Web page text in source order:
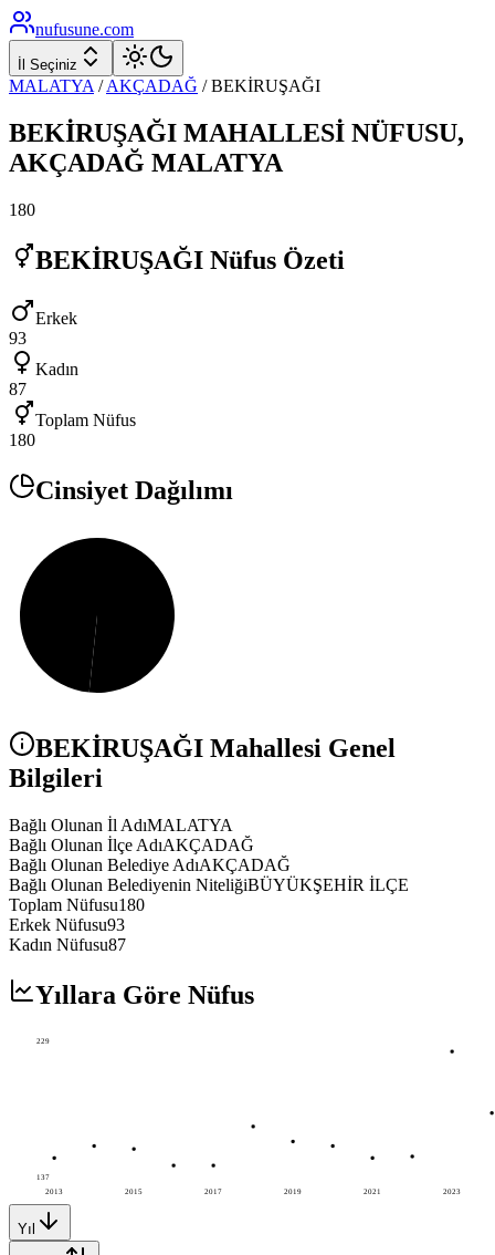
nufusune.com
İl Seçiniz
MALATYA / AKÇADAĞ /BEKİRUŞAĞI
BEKİRUŞAĞI MAHALLESİ NÜFUSU,
AKÇADAĞ MALATYA
180
BEKİRUŞAĞI Nüfus Özeti
Erkek
93
Kadın
87
Toplam Nüfus
180
Cinsiyet Dağılımı
BEKİRUŞAĞI Mahallesi Genel
Bilgileri
Bağlı Olunan İl AdıMALATYA
Bağlı Olunan İlçe AdıAKÇADAĞ
Bağlı Olunan Belediye AdıAKÇADAĞ
Bağlı Olunan Belediyenin NiteliğiBÜYÜKŞEHİR İLÇE
Toplam Nüfusu180
Erkek Nüfusu93
Kadın Nüfusu87
Yıllara Göre Nüfus
2013 2015 2017 2019 2021 2023
229
137
Yıl